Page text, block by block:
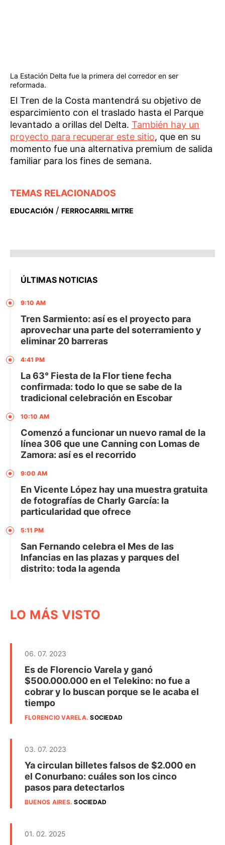
La Estación Delta fue la primera del corredor en ser
reformada.
El Tren de la Costa mantendrá su objetivo de
esparcimiento con el traslado hasta el Parque
levantado a orillas del Delta. También hay un
proyecto para recuperar este sitio, que en su
momento fue una alternativa premium de salida
familiar para los fines de semana.
TEMAS RELACIONADOS
EDUCACIÓN / FERROCARRIL MITRE
ÚLTIMAS NOTICIAS
9:10 AM
Tren Sarmiento: así es el proyecto para
aprovechar una parte del soterramiento y
eliminar 20 barreras
4:41 PM
La 63° Fiesta de la Flor tiene fecha
confirmada: todo lo que se sabe de la
tradicional celebración en Escobar
10:10 AM
Comenzó a funcionar un nuevo ramal de la
línea 306 que une Canning con Lomas de
Zamora: así es el recorrido
9:00 AM
En Vicente López hay una muestra gratuita
de fotografías de Charly García: la
particularidad que ofrece
5:11 PM
San Fernando celebra el Mes de las
Infancias en las plazas y parques del
distrito: toda la agenda
LO MÁS VISTO
06. 07. 2023
Es de Florencio Varela y ganó
$500.000.000 en el Telekino: no fue a
cobrar y lo buscan porque se le acaba el
tiempo
FLORENCIO VARELA.SOCIEDAD
03. 07. 2023
Ya circulan billetes falsos de $2.000 en
el Conurbano: cuáles son los cinco
pasos para detectarlos
BUENOS AIRES.SOCIEDAD
01. 02. 2025